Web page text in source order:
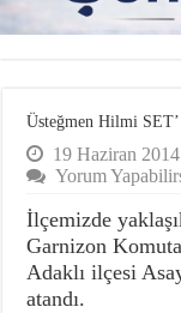
Üsteğmen Hilmi
19 Haziran 2014
Yorum
İlçemizde
Garnizon
Adaklı ilçesi
atandı.